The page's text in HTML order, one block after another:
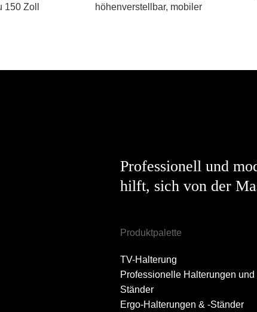
150 Zoll
höhenverstellbar, mobiler
Professionell und
hilft, sich von der
Produktpalette
TV-Halterung
Professionelle Halterungen und
Ständer
Ergo-Halterungen & -Ständer